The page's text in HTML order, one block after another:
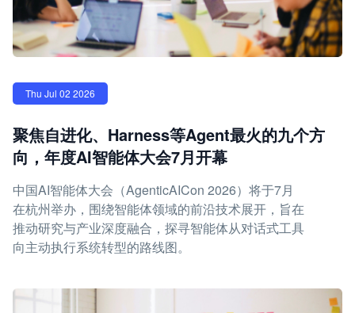
Thu Jul 02 2026
聚焦自进化、Harness等Agent最火的九个方
向，年度AI智能体大会7月开幕
中国AI智能体大会（AgenticAICon 2026）将于7月
在杭州举办，围绕智能体领域的前沿技术展开，旨在
推动研究与产业深度融合，探寻智能体从对话式工具
向主动执行系统转型的路线图。